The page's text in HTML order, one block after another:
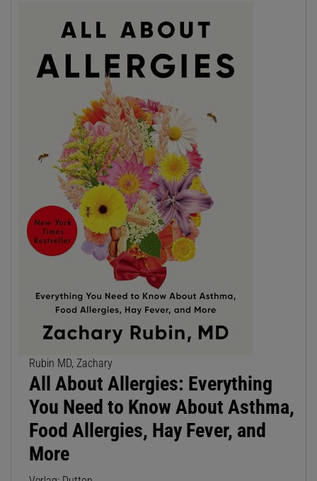
Rubin MD, Zachary
All About Allergies: Everything
You Need to Know About Asthma,
Food Allergies, Hay Fever, and
More